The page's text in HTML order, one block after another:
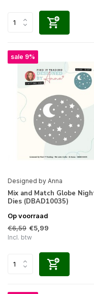
sale 9%
Designed by Anna
Mix and Match Globe
Dies (DBAD10035)
Op voorraad
€6,59 €5,99
Incl. btw